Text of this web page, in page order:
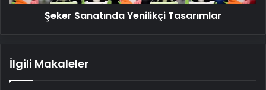
Şeker Sanatında Yenilikçi Tasarımlar
İlgili Makaleler